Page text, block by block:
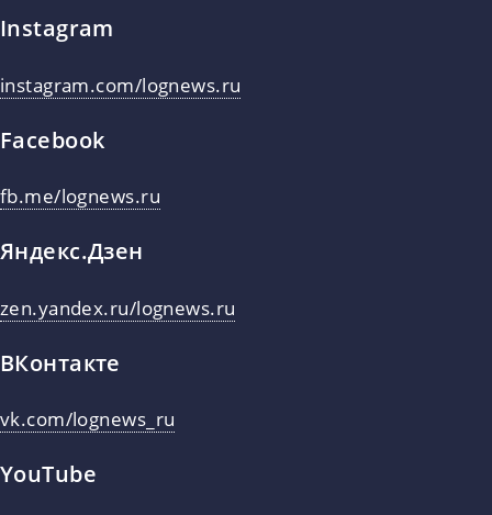
Instagram
instagram.com/lognews.ru
Facebook
fb.me/lognews.ru
Яндекс.Дзен
zen.yandex.ru/lognews.ru
ВКонтакте
vk.com/lognews_ru
YouTube